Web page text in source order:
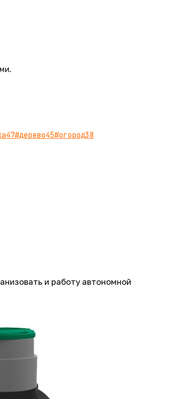
47#дерево45#огород38
и работу автономной